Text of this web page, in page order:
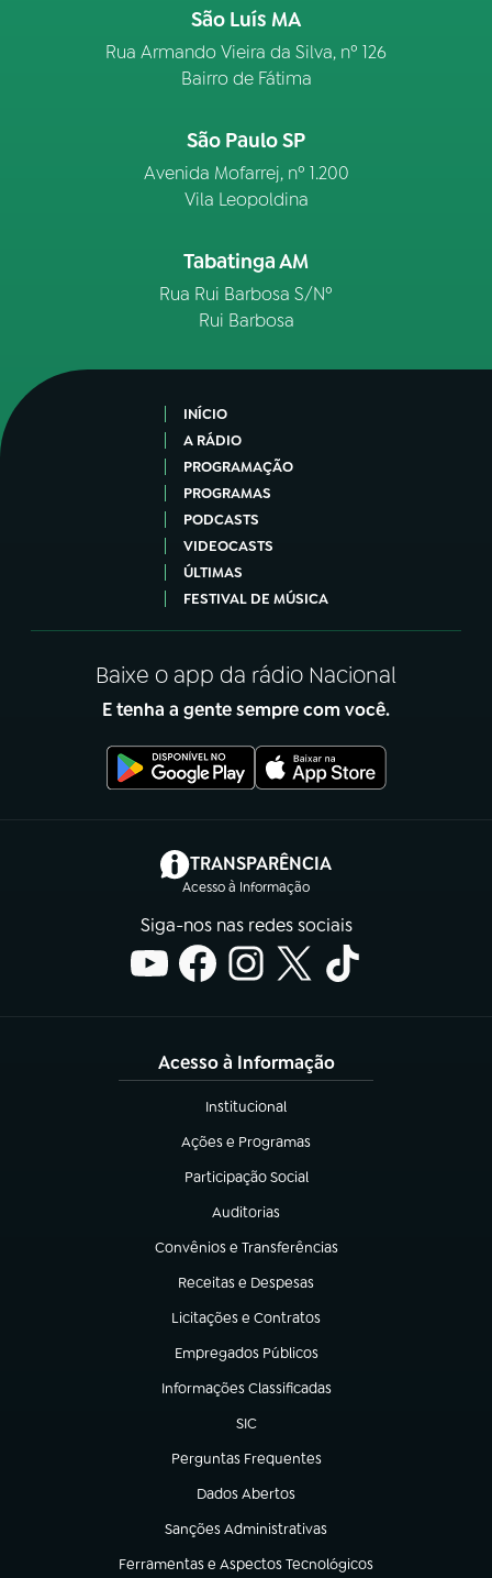
São Luís MA
Rua Armando Vieira da Silva, nº 126
Bairro de Fátima
São Paulo SP
Avenida Mofarrej, nº 1.200
Vila Leopoldina
Tabatinga AM
Rua Rui Barbosa S/Nº
Rui Barbosa
INÍCIO
A RÁDIO
PROGRAMAÇÃO
PROGRAMAS
PODCASTS
VIDEOCASTS
ÚLTIMAS
FESTIVAL DE MÚSICA
Baixe o app da rádio Nacional
E tenha a gente sempre com você.
TRANSPARÊNCIA
Acesso à Informação
(abre em nova aba)
Siga-nos nas redes sociais
Acesso à Informação
Institucional
(abre em nova aba)
Ações e Programas
(abre em nova aba)
Participação Social
(abre em nova aba)
Auditorias
(abre em nova aba)
Convênios e Transferências
(abre em nova aba)
Receitas e Despesas
(abre em nova aba)
Licitações e Contratos
(abre em nova aba)
Empregados Públicos
(abre em nova aba)
Informações Classificadas
(abre em nova aba)
SIC
(abre em nova aba)
Perguntas Frequentes
(abre em nova aba)
Dados Abertos
(abre em nova aba)
Sanções Administrativas
(abre em nova aba)
Ferramentas e Aspectos Tecnológicos
(abre em nova aba)